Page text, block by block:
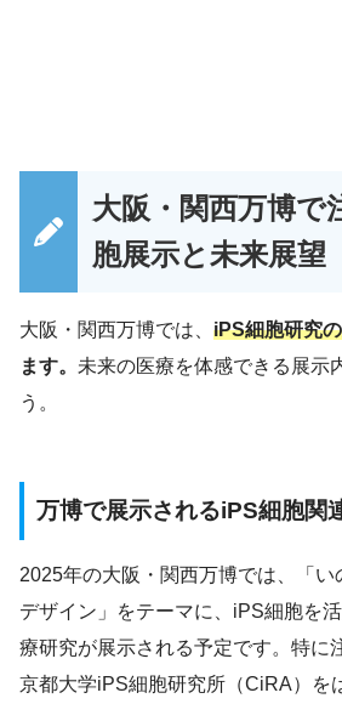
大阪・関西万博で
胞展示と未来展望
大阪・関西万博では、 iPS細胞研究
ます。 未来の医療を体感できる展示
う。
万博で展示されるiPS細胞関
2025年の大阪・関西万博では、「
デザイン」をテーマに、iPS細胞を
療研究が展示される予定です。特に
京都大学iPS細胞研究所（CiRA）を